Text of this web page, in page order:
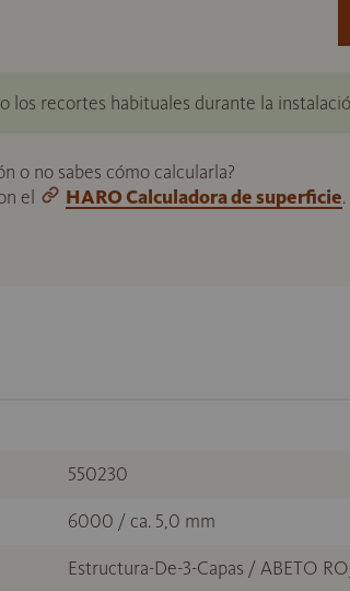
los recortes habituales durante la
o no sabes cómo calcularla?
el
HARO Calculadora de superficie.
550230
6000 / ca. 5,0 mm
Estructura-De-3-Capas / ABETO